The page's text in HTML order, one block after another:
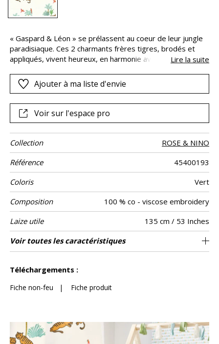
« Gaspard & Léon » se prélassent au coeur de leur jungle
paradisiaque. Ces 2 charmants frères tigres, brodés et
appliqués, vivent heureux, en harmonie avec les
végétaux luxuriants. Ils déclinent adorablement la tendance
déco fauve et tropicale dans la chambre des petits : joli clin
cohérence décorative, de pièce en pièce !
Lire la suite
Ajouter à ma liste d'envie
Voir sur l'espace pro
Collection
ROSE & NINO
Référence
45400193
Coloris
Vert
Composition
100 % co - viscose embroidery
Laize utile
135 cm / 53 Inches
Rétrécissement
<5%
Raccord Raccord sauté 1/2
Sens De large
Poids g/m² 250
Usage
Entretien
Pays d'origine Inde
Rapport
Horizontal
90 cm / 35 Inches
Rapport
Vertical
40 cm / 16 Inches
Voir toutes les caractéristiques
Téléchargements :
Fiche non-feu | Fiche produit